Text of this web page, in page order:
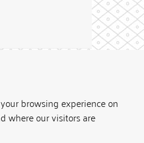
browsing experience on
where our visitors are